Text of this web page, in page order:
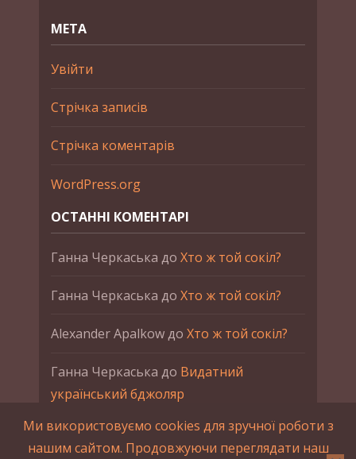
МЕТА
Увійти
Стрічка записів
Стрічка коментарів
WordPress.org
ОСТАННІ КОМЕНТАРІ
Ганна Черкаська до Хто ж той сокіл?
Ганна Черкаська до Хто ж той сокіл?
Alexander Apalkowдо Хто ж той сокіл?
Ганна Черкаська до Видатний
український бджоляр
Ганна ЧеркаськадоПетро Франко
Ми використовуємо cookies для зручної роботи з
нашим сайтом. Продовжуючи переглядати наш